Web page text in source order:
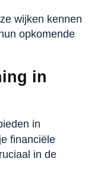
wijken kennen
opkomende
in
in
financiële
in de